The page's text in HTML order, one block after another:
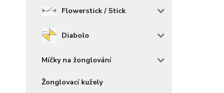
Flowerstick / Stick
Diabolo
Míčky na žonglování
Žonglovací kužely